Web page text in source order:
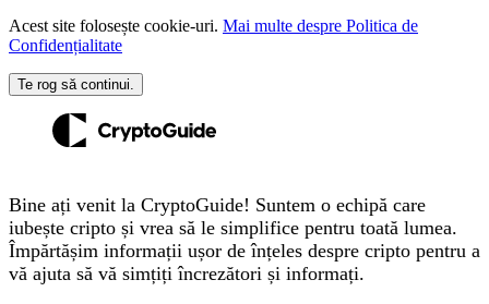
Acest site folosește cookie-uri. Mai multe despre Politica de
Confidențialitate
Te rog să continui.
Bine ați venit la CryptoGuide! Suntem o echipă care
iubește cripto și vrea să le simplifice pentru toată lumea.
Împărtășim informații ușor de înțeles despre cripto pentru a
vă ajuta să vă simțiți încrezători și informați.